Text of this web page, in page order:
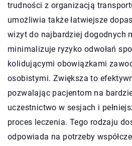
trudności z organizacją
umożliwia także łatwiejsze
wizyt do najbardziej dogodnych
minimalizuje ryzyko odwołań
kolidującymi obowiązkami
osobistymi. Zwiększa to
pozwalając pacjentom na
uczestnictwo w sesjach i
proces leczenia. Tego rodzaju
odpowiada na potrzeby